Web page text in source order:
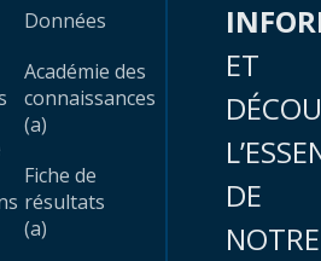
Données
Académie des
connaissances
(a)
Fiche de
résultats
(a)
ET
DE
NOTRE